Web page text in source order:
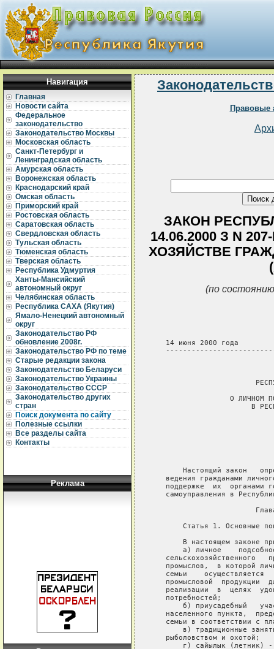
Навигация
Главная
Новости сайта
Федеральное
законодательство
Законодательство Москвы
Московская область
Санкт-Петербург и
Ленинградская область
Амурская область
Воронежская область
Краснодарский край
Омская область
Приморский край
Ростовская область
Саратовская область
Свердловская область
Тульская область
Тюменская область
Тверская область
Республика Удмуртия
Ханты-Мансийский
автономный округ
Челябинская область
Республика САХА (Якутия)
Ямало-Ненецкий автономный
округ
Законодательство РФ
обновление 2008г.
Законодательство РФ по теме
Старые редакции закона
Законодательство Беларуси
Законодательство Украины
Законодательство СССР
Законодательство других
стран
Поиск документа по сайту
Полезные ссылки
Все разделы сайта
Контакты
Реклама
Правовые
ЗАКОН
14.06.2000 З N
ХОЗЯЙСТВЕ
(по